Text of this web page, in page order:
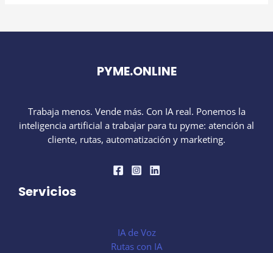
PYME.ONLINE
Trabaja menos. Vende más. Con IA real. Ponemos la
inteligencia artificial a trabajar para tu pyme: atención al
cliente, rutas, automatización y marketing.
Servicios
IA de Voz
Rutas con IA